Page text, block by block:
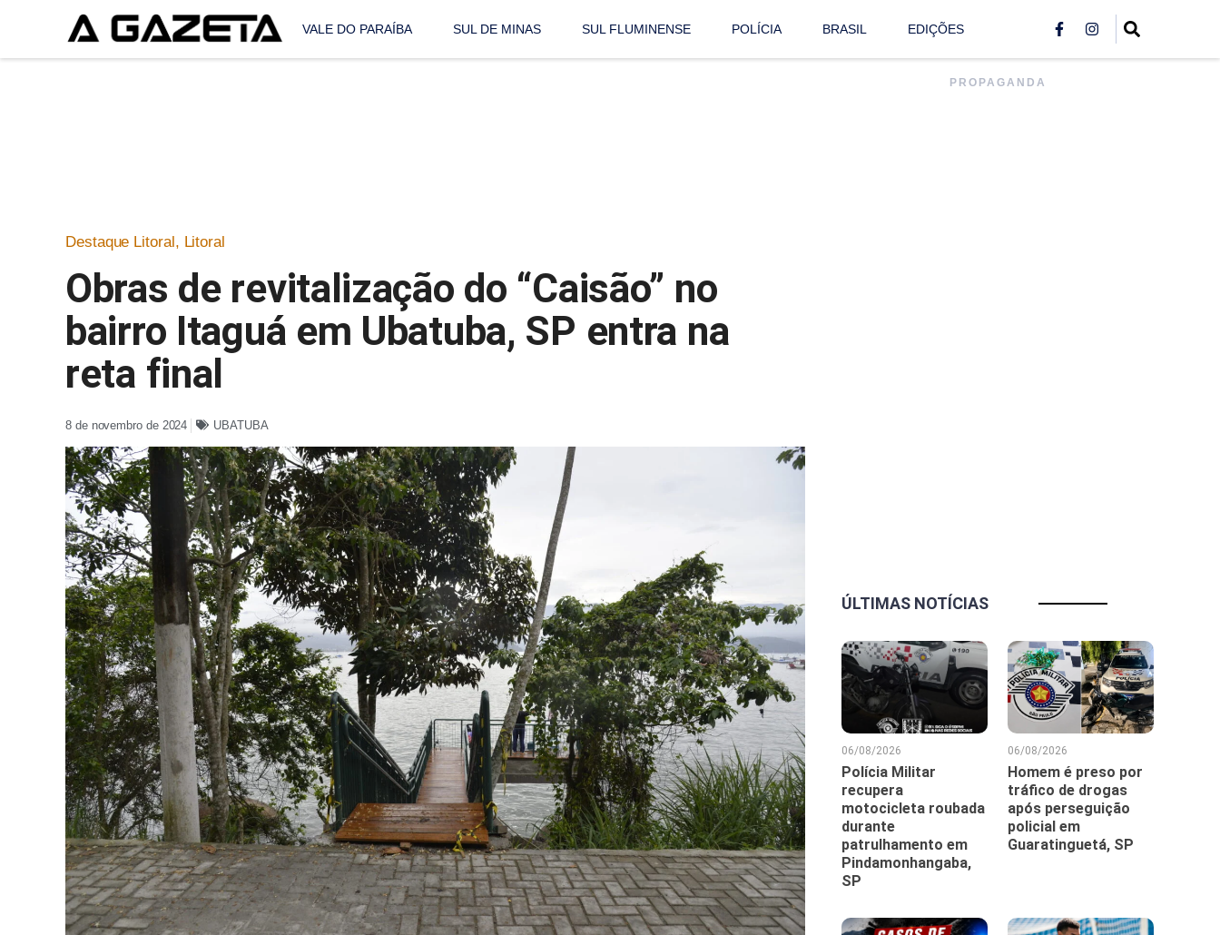
VALE DO PARAÍBA SUL DE MINAS SUL FLUMINENSE POLÍCIA BRASIL EDIÇÕES
Destaque Litoral, Litoral
Obras de revitalização do “Caisão” no
bairro Itaguá em Ubatuba, SP entra na
reta final
8 de novembro de 2024 UBATUBA
PROPAGANDA
ÚLTIMAS NOTÍCIAS
06/08/2026
Polícia Militar
recupera
motocicleta roubada
durante
patrulhamento em
Pindamonhangaba,
SP
06/08/2026
Homem é preso por
tráfico de drogas
após perseguição
policial em
Guaratinguetá, SP